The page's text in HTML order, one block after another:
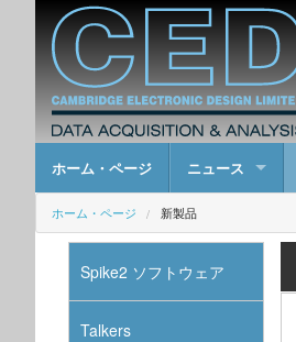
ホーム・ページ ニュース
ホーム・ページ 新製品
Spike2 ソフトウェア
Talkers